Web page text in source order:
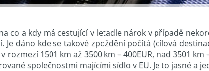
co a kdy má cestující v letadle nárok v případě
dáno kde se takové zpoždění počítá (cílová
1501 km až 3500 km – 400EUR, nad 3501 km
společnostmi majícími sídlo v EU. Je to jasné a